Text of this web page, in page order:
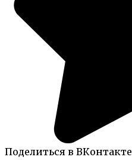
Поделиться в ВКонтакте